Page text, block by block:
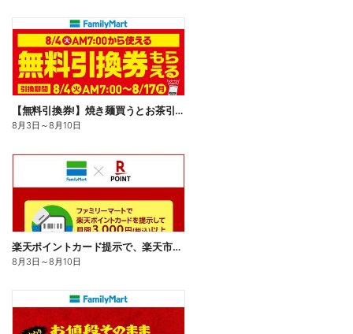
【無料引換券!】焼き麺買うとお茶引換券貰える!
8月3日 ～8月10日
楽天ポイントカード提示で、楽天市場でのお買い物がおトクに!
8月3日 ～8月10日